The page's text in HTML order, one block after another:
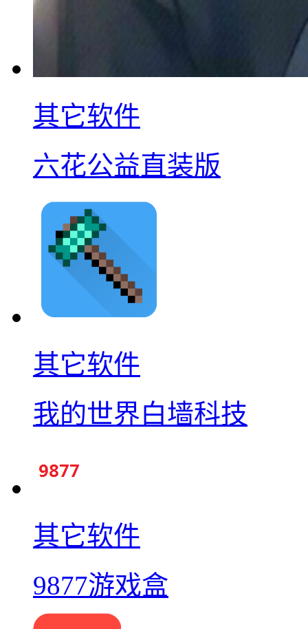
其它软件
六花公益直装版
其它软件
我的世界白墙科技
其它软件
9877游戏盒